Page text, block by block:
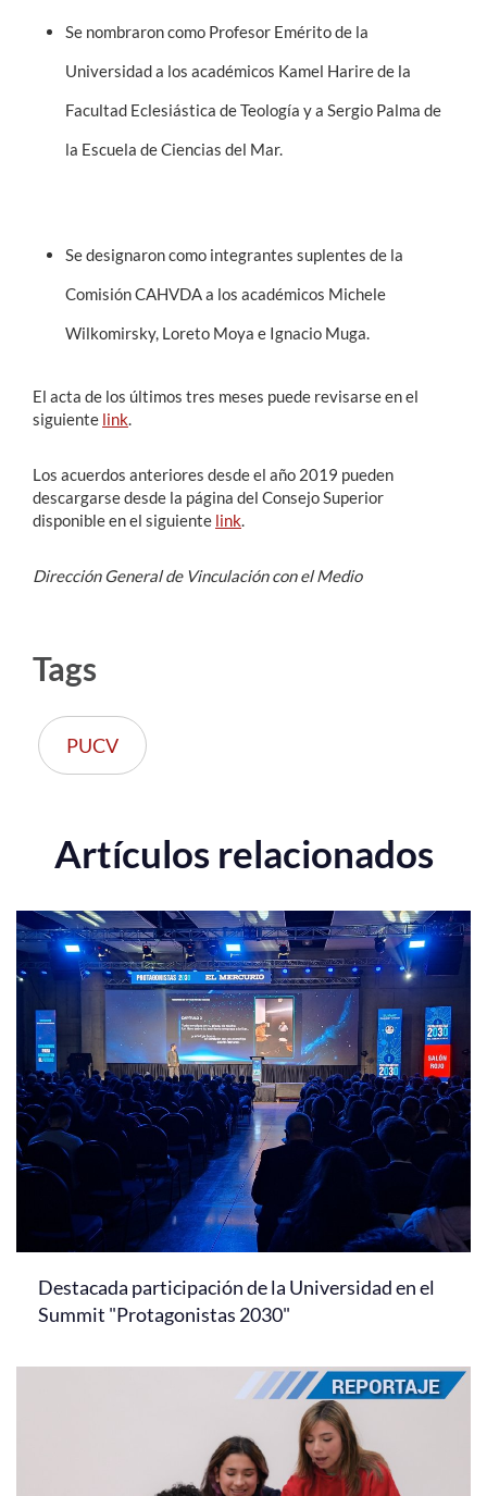
Se nombraron como Profesor Emérito de la
Universidad a los académicos Kamel Harire de la
Facultad Eclesiástica de Teología y a Sergio Palma de
la Escuela de Ciencias del Mar.
Se designaron como integrantes suplentes de la
Comisión CAHVDA a los académicos Michele
Wilkomirsky, Loreto Moya e Ignacio Muga.
El acta de los últimos tres meses puede revisarse en el
siguiente link.
Los acuerdos anteriores desde el año 2019 pueden
descargarse desde la página del Consejo Superior
disponible en el siguiente link.
Dirección General de Vinculación con el Medio
Tags
PUCV
Artículos relacionados
Destacada participación de la Universidad en el
Summit "Protagonistas 2030"